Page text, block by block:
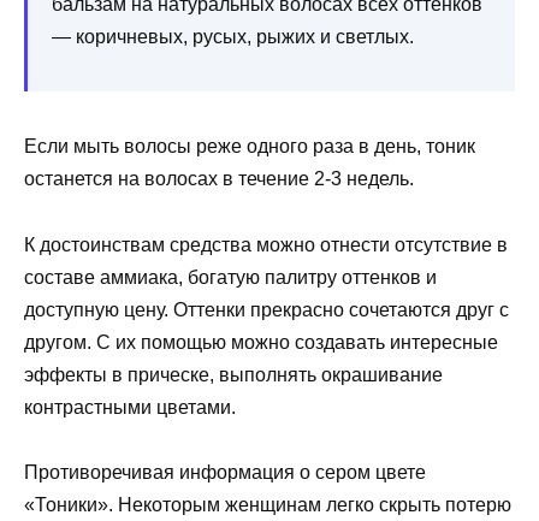
бальзам на натуральных волосах всех оттенков
— коричневых, русых, рыжих и светлых.
Если мыть волосы реже одного раза в день, тоник
останется на волосах в течение 2-3 недель.
К достоинствам средства можно отнести отсутствие в
составе аммиака, богатую палитру оттенков и
доступную цену. Оттенки прекрасно сочетаются друг с
другом. С их помощью можно создавать интересные
эффекты в прическе, выполнять окрашивание
контрастными цветами.
Противоречивая информация о сером цвете
«Тоники». Некоторым женщинам легко скрыть потерю